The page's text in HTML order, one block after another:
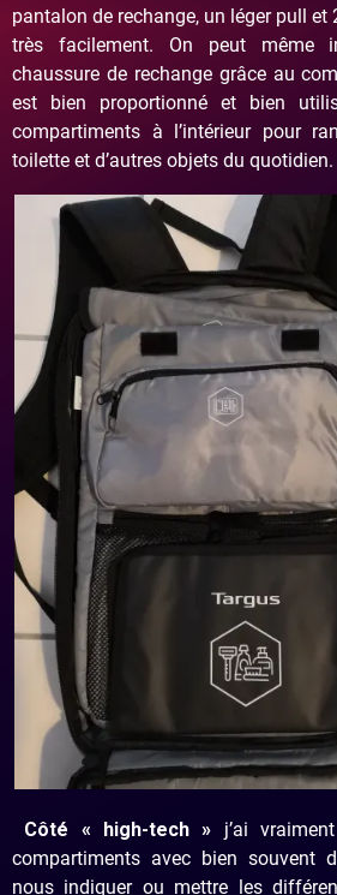
pantalon de rechange, un léger pull et
très facilement. On peut même
chaussure de rechange grâce au
est bien proportionné et bien
compartiments à l’intérieur pour
toilette et d’autres objets du quotidien.
Côté « high-tech » j’ai
compartiments avec bien souvent
nous indiquer ou mettre les